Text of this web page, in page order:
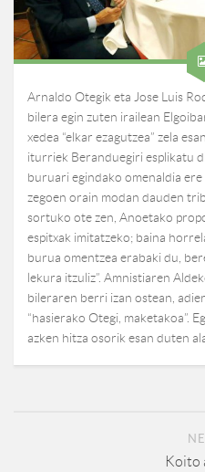
Arnaldo Otegik eta Jose Luis
bilera egin zuten irailean
xedea “elkar ezagutzea” zela
iturriek Beranduegiri esplikatu
buruari egindako omenaldia
zegoen orain modan dauden
sortuko ote zen, Anoetako
espitxak imitatzeko; baina
burua omentzea erabaki du,
lekura itzuliz”. Amnistiaren
bileraren berri izan ostean,
“hasierako Otegi, maketakoa”.
azken hitza osorik esan duten
Koito